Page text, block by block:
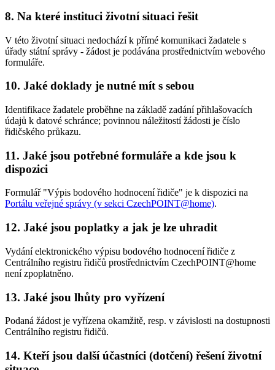
8. Na které instituci životní situaci řešit
V této životní situaci nedochází k přímé komunikaci žadatele s
úřady státní správy - žádost je podávána prostřednictvím webového
formuláře.
10. Jaké doklady je nutné mít s sebou
Identifikace žadatele proběhne na základě zadání přihlašovacích
údajů k datové schránce; povinnou náležitostí žádosti je číslo
řidičského průkazu.
11. Jaké jsou potřebné formuláře a kde jsou k
dispozici
Formulář "Výpis bodového hodnocení řidiče" je k dispozici na
Portálu veřejné správy (v sekci CzechPOINT@home).
12. Jaké jsou poplatky a jak je lze uhradit
Vydání elektronického výpisu bodového hodnocení řidiče z
Centrálního registru řidičů prostřednictvím CzechPOINT@home
není zpoplatněno.
13. Jaké jsou lhůty pro vyřízení
Podaná žádost je vyřízena okamžitě, resp. v závislosti na dostupnosti
Centrálního registru řidičů.
14. Kteří jsou další účastníci (dotčení) řešení životní